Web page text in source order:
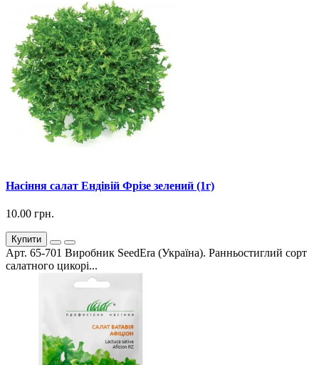
Насіння салат Ендівій Фрізе зелений (1г)
10.00 грн.
Купити
Арт. 65-701 Виробник SeedEra (Україна). Ранньостиглий сорт
салатного цикорі...